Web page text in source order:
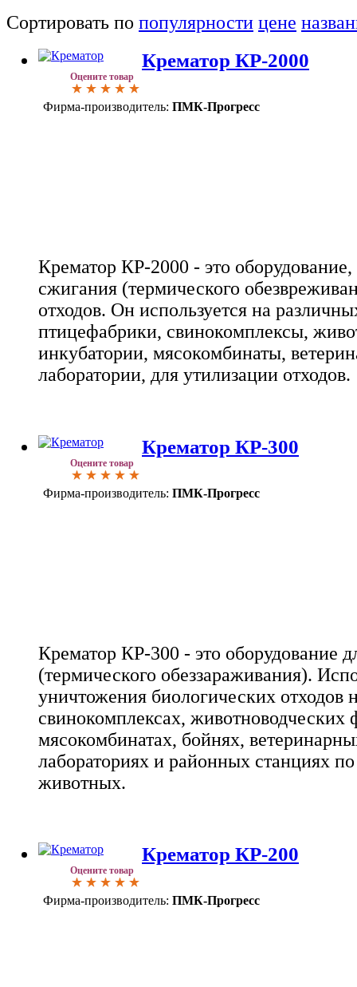
Сортировать по популярности цене
Оцените товар
Крематор КР-2000
Фирма-производитель: ПМК-Прогресс
Крематор КР-2000 - это
сжигания (термического
отходов. Он используется на
птицефабрики, свинокомплексы,
инкубатории, мясокомбинаты,
лаборатории, для утилизации отходов.
Оцените товар
Крематор КР-300
Фирма-производитель: ПМК-Прогресс
Крематор КР-300 - это оборудование
(термического обеззараживания).
уничтожения биологических отходов
свинокомплексах, животноводческих
мясокомбинатах, бойнях,
лабораториях и районных станциях
животных.
Оцените товар
Крематор КР-200
Фирма-производитель: ПМК-Прогресс